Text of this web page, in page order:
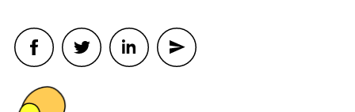
JEUX-VIDÉO